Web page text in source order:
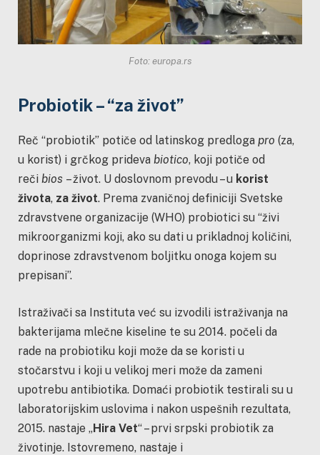
Foto: europa.rs
Probiotik – “za život”
Reč “probiotik” potiče od latinskog predloga pro (za,
u korist) i grčkog prideva biotico, koji potiče od
reči bios – život. U doslovnom prevodu – u korist
života, za život. Prema zvaničnoj definiciji Svetske
zdravstvene organizacije (WHO) probiotici su “živi
mikroorganizmi koji, ako su dati u prikladnoj količini,
doprinose zdravstvenom boljitku onoga kojem su
prepisani”.
Istraživači sa Instituta već su izvodili istraživanja na
bakterijama mlečne kiseline te su 2014. počeli da
rade na probiotiku koji može da se koristi u
stočarstvu i koji u velikoj meri može da zameni
upotrebu antibiotika. Domaći probiotik testirali su u
laboratorijskim uslovima i nakon uspešnih rezultata,
2015. nastaje „Hira Vet“ – prvi srpski probiotik za
životinje. Istovremeno, nastaje i